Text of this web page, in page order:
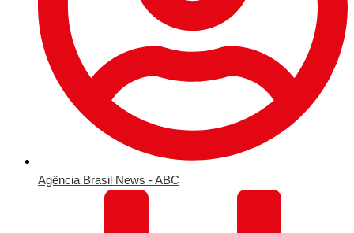
Agência Brasil News - ABC